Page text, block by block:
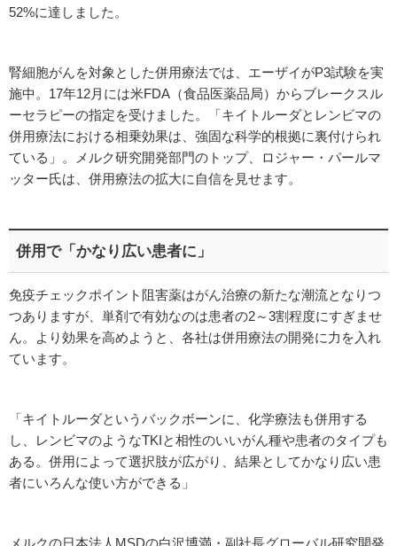
52%に達しました。
腎細胞がんを対象とした併用療法では、エーザイがP3試験を実
施中。17年12月には米FDA（食品医薬品局）からブレークスル
ーセラピーの指定を受けました。「キイトルーダとレンビマの
併用療法における相乗効果は、強固な科学的根拠に裏付けられ
ている」。メルク研究開発部門のトップ、ロジャー・パールマ
ッター氏は、併用療法の拡大に自信を見せます。
併用で「かなり広い患者に」
免疫チェックポイント阻害薬はがん治療の新たな潮流となりつ
つありますが、単剤で有効なのは患者の2～3割程度にすぎませ
ん。より効果を高めようと、各社は併用療法の開発に力を入れ
ています。
「キイトルーダというバックボーンに、化学療法も併用する
し、レンビマのようなTKIと相性のいいがん種や患者のタイプも
ある。併用によって選択肢が広がり、結果としてかなり広い患
者にいろんな使い方ができる」